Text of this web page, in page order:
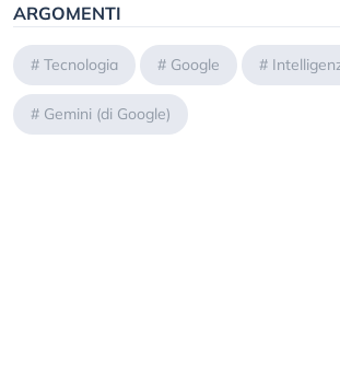
ARGOMENTI
# Tecnologia # Google #
# Gemini (di Google)